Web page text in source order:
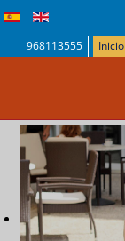
968113555 Inicio